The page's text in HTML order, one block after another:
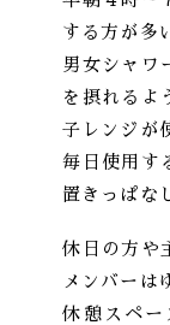
する方が多
男女シャワ
を摂れるよ
子レンジが
毎日使用す
置きっぱな
休日の方や
メンバーは
休憩スペー